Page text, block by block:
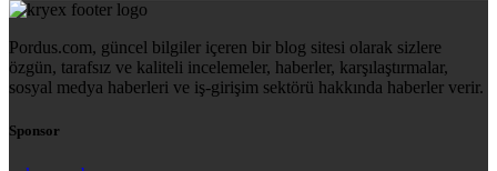
Pordus.com, güncel bilgiler içeren bir blog sitesi olarak sizlere
özgün, tarafsız ve kaliteli incelemeler, haberler, karşılaştırmalar,
sosyal medya haberleri ve iş-girişim sektörü hakkında haberler verir.
Sponsor